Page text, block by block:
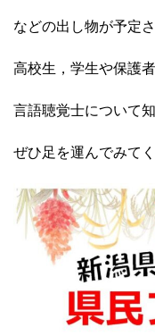
などの出し物が予定
高校生，学生や保護
言語聴覚士について
ぜひ足を運んでみてく